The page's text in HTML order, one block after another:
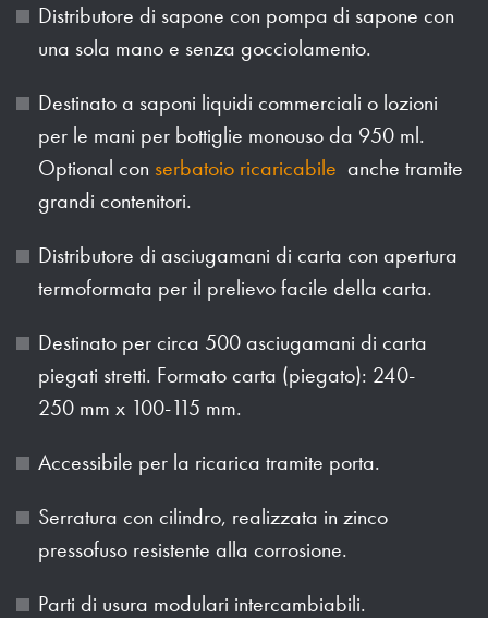
Distributore di sapone con pompa di sapone con
una sola mano e senza gocciolamento.
Destinato a saponi liquidi commerciali o lozioni
per le mani per bottiglie monouso da 950 ml.
Optional con serbatoio ricaricabile anche tramite
grandi contenitori.
Distributore di asciugamani di carta con apertura
termoformata per il prelievo facile della carta.
Destinato per circa 500 asciugamani di carta
piegati stretti. Formato carta (piegato): 240-
250 mm x 100-115 mm.
Accessibile per la ricarica tramite porta.
Serratura con cilindro, realizzata in zinco
pressofuso resistente alla corrosione.
Parti di usura modulari intercambiabili.